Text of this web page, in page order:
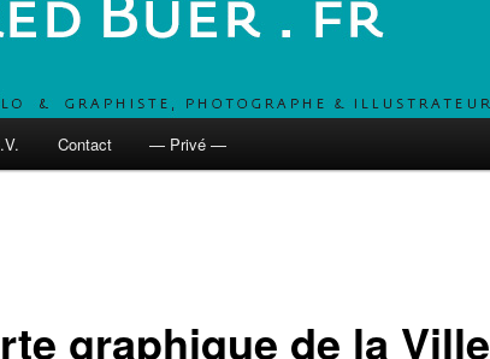
Contact — Privé —
graphique de la Ville